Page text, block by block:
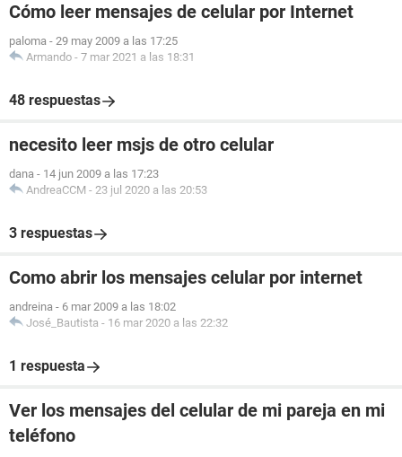
Cómo leer mensajes de celular por Internet
paloma - 29 may 2009 a las 17:25
Armando - 7 mar 2021 a las 18:31
48 respuestas
necesito leer msjs de otro celular
dana - 14 jun 2009 a las 17:23
AndreaCCM - 23 jul 2020 a las 20:53
3 respuestas
Como abrir los mensajes celular por internet
andreina - 6 mar 2009 a las 18:02
José_Bautista - 16 mar 2020 a las 22:32
1 respuesta
Ver los mensajes del celular de mi pareja en mi
teléfono